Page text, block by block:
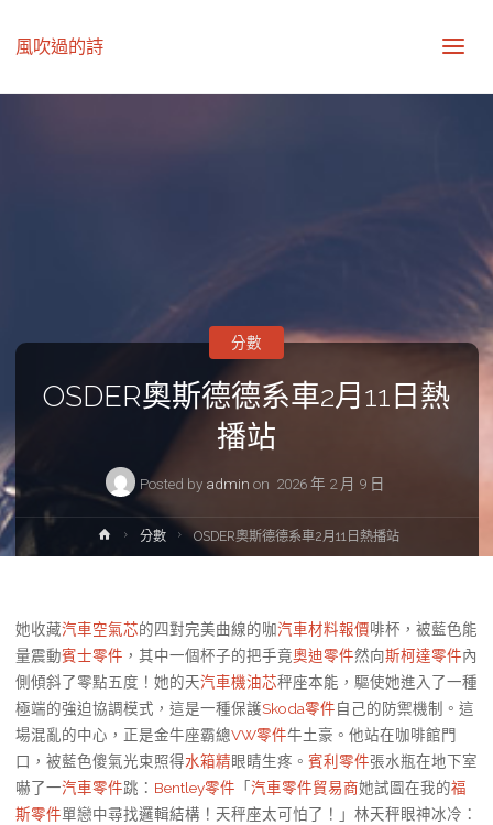
風吹過的詩
OSDER奧斯德德系車2月11日熱
播站
Posted by admin on 2026 年 2 月 9 日
分數
Home分數 OSDER奧斯德德系車2月11日熱播站
她收藏汽車空氣芯的四對完美曲線的咖汽車材料報價啡杯，被藍色能
量震動賓士零件 ，其中一個杯子的把手竟奧迪零件然向斯柯達零件內
側傾斜了零點五度！她的天汽車機油芯秤座本能，驅使她進入了一種
極端的強迫協調模式，這是一種保護Skoda零件自己的防禦機制。這
場混亂的中心，正是金牛座霸總VW零件牛土豪。他站在咖啡館門
口，被藍色傻氣光束照得水箱精眼睛生疼。 賓利零件張水瓶在地下室
嚇了一汽車零件跳： Bentley零件 「 汽車零件貿易商她試圖在我的福
斯零件單戀中尋找邏輯結構！天秤座太可怕了！」林天秤眼神冰冷：